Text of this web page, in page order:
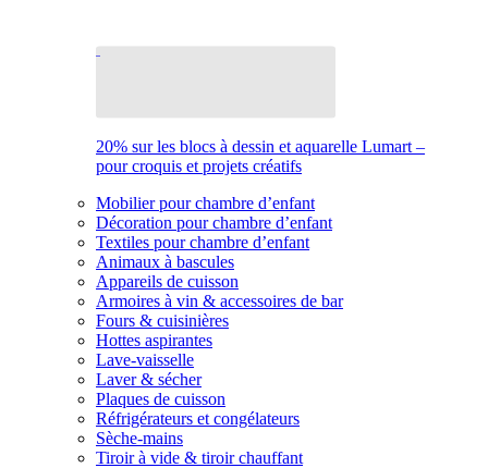
20% sur les blocs à dessin et aquarelle Lumart –
pour croquis et projets créatifs
Mobilier pour chambre d’enfant
Décoration pour chambre d’enfant
Textiles pour chambre d’enfant
Animaux à bascules
Appareils de cuisson
Armoires à vin & accessoires de bar
Fours & cuisinières
Hottes aspirantes
Lave-vaisselle
Laver & sécher
Plaques de cuisson
Réfrigérateurs et congélateurs
Sèche-mains
Tiroir à vide & tiroir chauffant